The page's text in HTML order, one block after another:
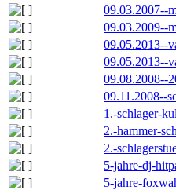
09.03.2007--
09.03.2009--
09.05.2013--
09.05.2013--
09.08.2008--
09.11.2008--
1.-schlager-
2.-hammer-
2.-
5-jahre-dj-
5-jahre-